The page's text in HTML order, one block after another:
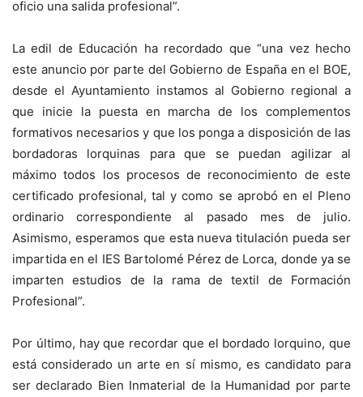
oficio una salida profesional”.
La edil de Educación ha recordado que “una vez hecho
este anuncio por parte del Gobierno de España en el BOE,
desde el Ayuntamiento instamos al Gobierno regional a
que inicie la puesta en marcha de los complementos
formativos necesarios y que los ponga a disposición de las
bordadoras lorquinas para que se puedan agilizar al
máximo todos los procesos de reconocimiento de este
certificado profesional, tal y como se aprobó en el Pleno
ordinario correspondiente al pasado mes de julio.
Asimismo, esperamos que esta nueva titulación pueda ser
impartida en el IES Bartolomé Pérez de Lorca, donde ya se
imparten estudios de la rama de textil de Formación
Profesional”.
Por último, hay que recordar que el bordado lorquino, que
está considerado un arte en sí mismo, es candidato para
ser declarado Bien Inmaterial de la Humanidad por parte